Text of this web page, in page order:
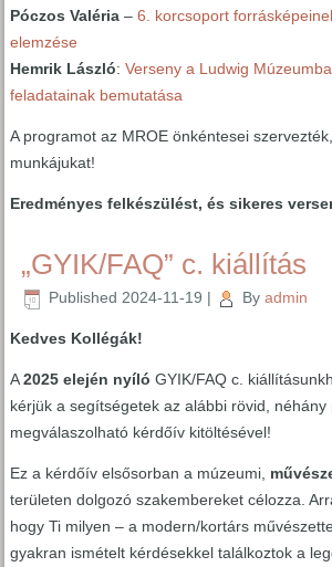
Póczos Valéria –6. korcsoport
elemzése
Hemrik László:Verseny a Ludwig
feladatainak bemutatása
A programot az MROE önkéntesei
munkájukat!
Eredményes felkészülést, és sikeres
„GYIK/FAQ” c. kiállítás
Published 2024-11-19 | By admin
Kedves Kollégák!
A2025 elején nyíló GYIK/FAQ c.
kérjük a segítségetek az alábbi rövid, néhány
megválaszolható kérdőív kitöltésével!
Ez a kérdőív elsősorban a múzeumi,
területen dolgozó szakembereket célozza.
hogy Ti milyen – a modern/kortárs
gyakran ismételt kérdésekkel találkoztok a